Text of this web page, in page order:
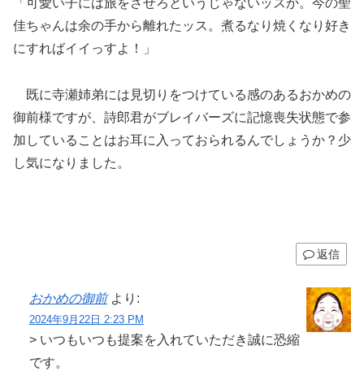
「可愛い子には旅をさせろというじゃないッスか。今の聖
佳ちゃんは余の手から離れたッス。煮るなり焼くなり好き
にすればイイっすよ！」
既に寺瀬姉弟には見切りをつけている感のあるおかめの
御前様ですが、詩郎君がブレイバーズに記憶喪失状態で参
加していることはお耳に入っておられるんでしょうか？少
し気になりました。
返信
おかめの御前 より:
2024年9月22日 2:23 PM
> いつもいつも提案を入れていただき誠に恐縮
です。